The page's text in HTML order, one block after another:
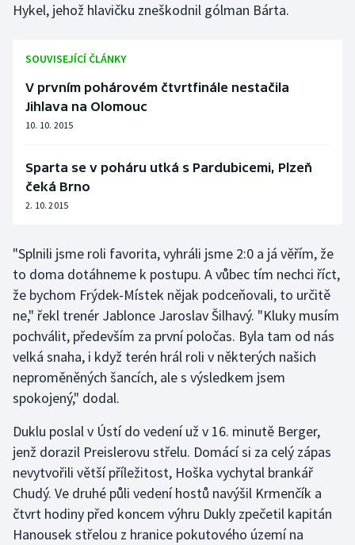
Moderní pětiboj
Motorsport
Parasport
Plážový volejbal
Ragby
Rychlobruslení
Rychlostní kanoistika
Short track
Sportovní střelba
Stolní tenis
Triatlon
Hykel, jehož hlavičku zneškodnil gólman Bárta.
SOUVISEJÍCÍ ČLÁNKY
V prvním pohárovém čtvrtfinále nestačila
Jihlava na Olomouc
10. 10. 2015
Sparta se v poháru utká s Pardubicemi, Plzeň
čeká Brno
2. 10. 2015
"Splnili jsme roli favorita, vyhráli jsme 2:0 a já věřím, že
to doma dotáhneme k postupu. A vůbec tím nechci říct,
že bychom Frýdek-Místek nějak podceňovali, to určitě
ne," řekl trenér Jablonce Jaroslav Šilhavý. "Kluky musím
pochválit, především za první poločas. Byla tam od nás
velká snaha, i když terén hrál roli v některých našich
neproměněných šancích, ale s výsledkem jsem
spokojený," dodal.
Duklu poslal v Ústí do vedení už v 16. minutě Berger,
jenž dorazil Preislerovu střelu. Domácí si za celý zápas
nevytvořili větší příležitost, Hoška vychytal brankář
Chudý. Ve druhé půli vedení hostů navýšil Krmenčík a
čtvrt hodiny před koncem výhru Dukly zpečetil kapitán
Hanousek střelou z hranice pokutového území na